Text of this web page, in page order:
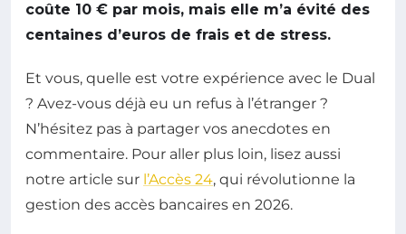
coûte 10 € par mois, mais elle m’a évité des
centaines d’euros de frais et de stress.
Et vous, quelle est votre expérience avec le Dual
? Avez-vous déjà eu un refus à l’étranger ?
N’hésitez pas à partager vos anecdotes en
commentaire. Pour aller plus loin, lisez aussi
notre article sur l’Accès 24, qui révolutionne la
gestion des accès bancaires en 2026.